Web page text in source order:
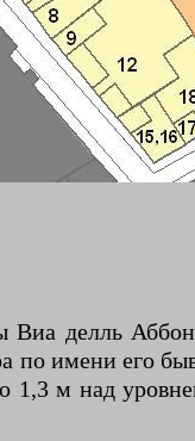
делль
имени его
1,3 м над